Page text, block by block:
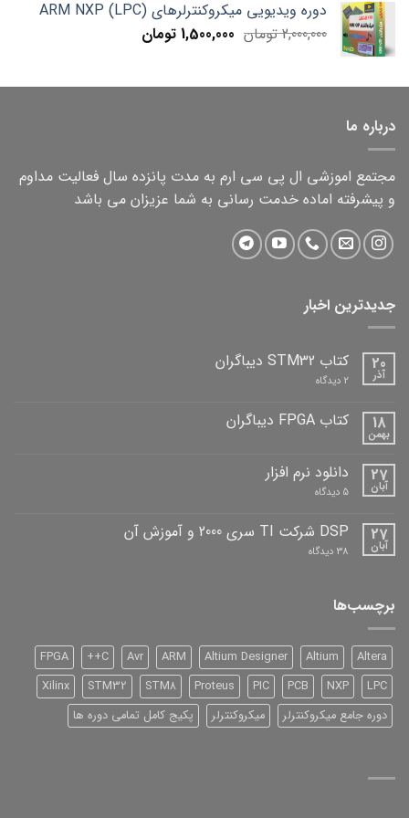
1,000,000 تومان.
750,000 تومان. دوره ویدیویی میکروکنترلرهای ARM NXP (LPC)
2,000,000 تومان Original
2,000,000 تومان.
1,500,000 تومانCurrent
1,500,000 تومان.
درباره ما
مجتمع اموزشی ال پی سی ارم به مدت پانزده سال فعالیت مداوم
و پیشرفته اماده خدمت رسانی به شما عزیزان می باشد
جدیدترین اخبار
20
آذر
کتاب STM32 دیباگران
2 دیدگاه برای
دیباگران 18
بهمن
کتاب FPGA دیباگران
کتاب
FPGA
دیباگران
ثبت
نشده 27
آبان
دانلود نرم افزار
5 دیدگاه برای
افزار 27
آبان
DSP شرکت TI سری 2000 و آموزش آن
38 دیدگاه برای
آن
برچسب‌ها
Altera
Altium
Altium Designer
ARM
Avr
C++
FPGA
LPC
NXP
PCB
PIC
Proteus
STM8
STM32
Xilinx
دوره جامع میکروکنترلر
میکروکنترلر پکیج کامل تمامی دوره ها